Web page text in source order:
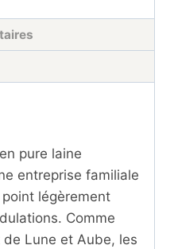
pure laine
entreprise familiale
légèrement
Comme
Lune et Aube, les